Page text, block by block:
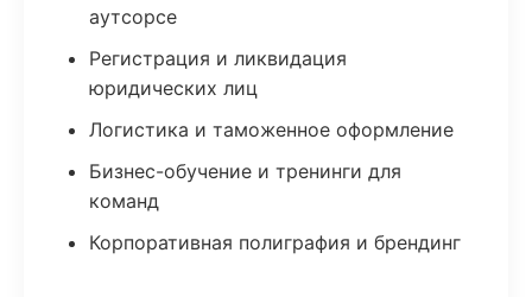
аутсорсе
Регистрация и ликвидация
юридических лиц
Логистика и таможенное оформление
Бизнес-обучение и тренинги для
команд
Корпоративная полиграфия и брендинг